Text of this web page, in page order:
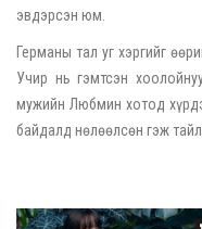
эвдэрсэн юм.
Германы тал уг хэргийг
Учир нь гэмтсэн
мужийн Любмин хотод
байдалд нөлөөлсөн гэж